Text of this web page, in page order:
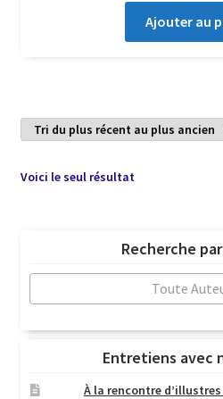
Ajouter au
Voici le seul résultat
Recherche
Toute
Entretiens avec
À la rencontre